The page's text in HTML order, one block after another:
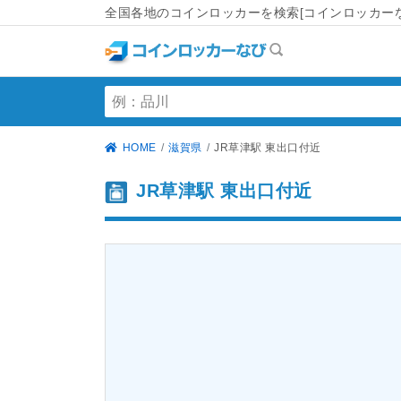
全国各地のコインロッカーを検索[コインロッカー
HOME 滋賀県 JR草津駅 東出口付近
JR草津駅 東出口付近